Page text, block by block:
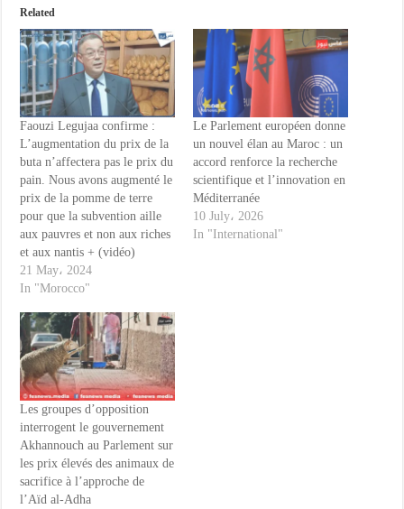
Related
Faouzi Legujaa confirme :
L’augmentation du prix de la
buta n’affectera pas le prix du
pain. Nous avons augmenté le
prix de la pomme de terre
pour que la subvention aille
aux pauvres et non aux riches
et aux nantis + (vidéo)
21 May، 2024
In "Morocco"
Le Parlement européen donne
un nouvel élan au Maroc : un
accord renforce la recherche
scientifique et l’innovation en
Méditerranée
10 July، 2026
In "International"
Les groupes d’opposition
interrogent le gouvernement
Akhannouch au Parlement sur
les prix élevés des animaux de
sacrifice à l’approche de
l’Aïd al-Adha